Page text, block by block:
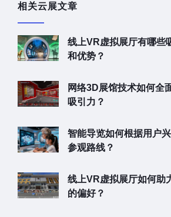
相关云展文章
线上VR虚拟展厅有哪些
和优势？
网络3D展馆技术如何全
吸引力？
智能导览如何根据用户
参观路线？
线上VR虚拟展厅如何助
的偏好？